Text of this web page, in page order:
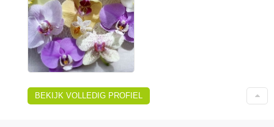
BEKIJK VOLLEDIG PROFIEL